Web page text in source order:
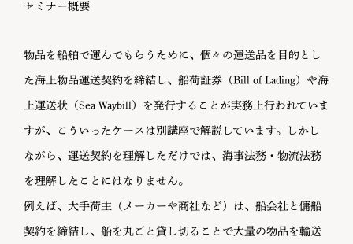
セミナー概要
物品を船舶で運んでもらうために、個々の運送品を目的とし
た海上物品運送契約を締結し、船荷証券（Bill of Lading）や海
上運送状（Sea Waybill）を発行することが実務上行われていま
すが、こういったケースは別講座で解説しています。しかし
ながら、運送契約を理解しただけでは、海事法務・物流法務
を理解したことにはなりません。
例えば、大手荷主（メーカーや商社など）は、船会社と傭船
契約を締結し、船を丸ごと貸し切ることで大量の物品を輸送